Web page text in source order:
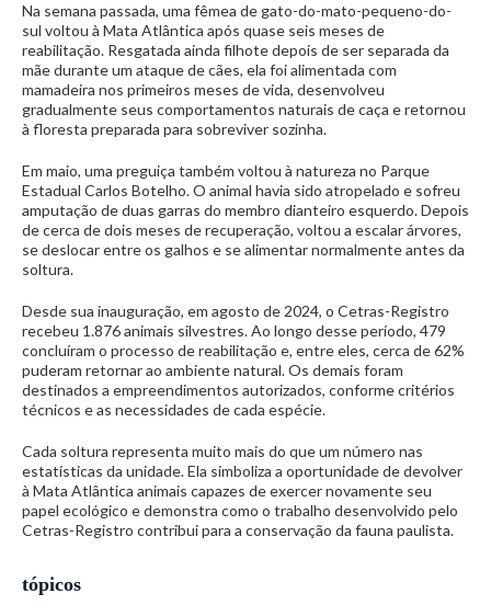
Na semana passada, uma fêmea de gato-do-mato-pequeno-do-
sul voltou à Mata Atlântica após quase seis meses de
reabilitação. Resgatada ainda filhote depois de ser separada da
mãe durante um ataque de cães, ela foi alimentada com
mamadeira nos primeiros meses de vida, desenvolveu
gradualmente seus comportamentos naturais de caça e retornou
à floresta preparada para sobreviver sozinha.
Em maio, uma preguiça também voltou à natureza no Parque
Estadual Carlos Botelho. O animal havia sido atropelado e sofreu
amputação de duas garras do membro dianteiro esquerdo. Depois
de cerca de dois meses de recuperação, voltou a escalar árvores,
se deslocar entre os galhos e se alimentar normalmente antes da
soltura.
Desde sua inauguração, em agosto de 2024, o Cetras-Registro
recebeu 1.876 animais silvestres. Ao longo desse período, 479
concluíram o processo de reabilitação e, entre eles, cerca de 62%
puderam retornar ao ambiente natural. Os demais foram
destinados a empreendimentos autorizados, conforme critérios
técnicos e as necessidades de cada espécie.
Cada soltura representa muito mais do que um número nas
estatísticas da unidade. Ela simboliza a oportunidade de devolver
à Mata Atlântica animais capazes de exercer novamente seu
papel ecológico e demonstra como o trabalho desenvolvido pelo
Cetras-Registro contribui para a conservação da fauna paulista.
tópicos